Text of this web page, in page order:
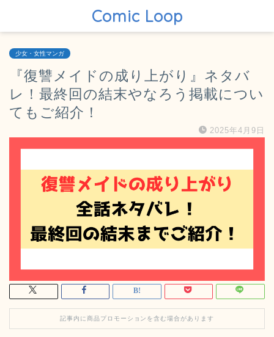
Comic Loop
少女・女性マンガ
『復讐メイドの成り上がり』ネタバ
レ！最終回の結末やなろう掲載につい
てもご紹介！
2025年4月9日
記事内に商品プロモーションを含む場合があります